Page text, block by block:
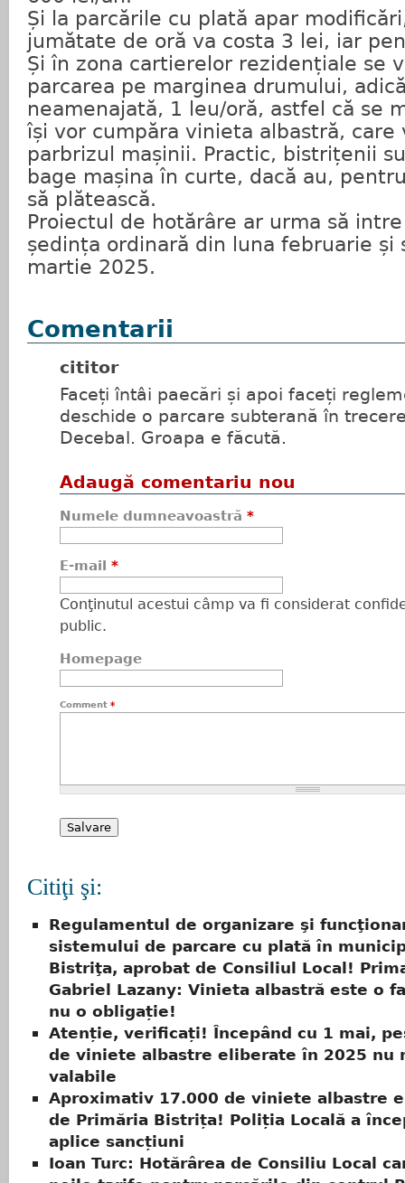
Și la parcările cu plată apar
jumătate de oră va costa 3 lei, iar
Și în zona cartierelor rezidențiale se
parcarea pe marginea drumului,
neamenajată, 1 leu/oră, astfel că se
își vor cumpăra vinieta albastră, care
parbrizul mașinii. Practic, bistrițenii
bage mașina în curte, dacă au,
să plătească.
Proiectul de hotărâre ar urma să
ședința ordinară din luna februarie și
martie 2025.
Comentarii
cititor
Faceți întâi paecări și apoi faceți
deschide o parcare subterană în
Decebal. Groapa e făcută.
Adaugă comentariu nou
Numele dumneavoastră *
E-mail *
Conţinutul acestui câmp va fi considerat
public.
Homepage
Comment *
Citiţi şi:
Regulamentul de organizare şi
sistemului de parcare cu plată în
Bistriţa, aprobat de Consiliul Local!
Gabriel Lazany: Vinieta albastră este o
nu o obligație!
Atenție, verificați! Începând cu 1 mai,
de viniete albastre eliberate în 2025 nu
valabile
Aproximativ 17.000 de viniete albastre
de Primăria Bistrița! Poliția Locală a
aplice sancțiuni
Ioan Turc: Hotărârea de Consiliu Local